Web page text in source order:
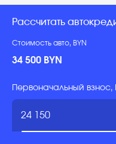
Рассчитать
Стоимость авто, BYN
34 500 BYN
Первоначальный взнос,